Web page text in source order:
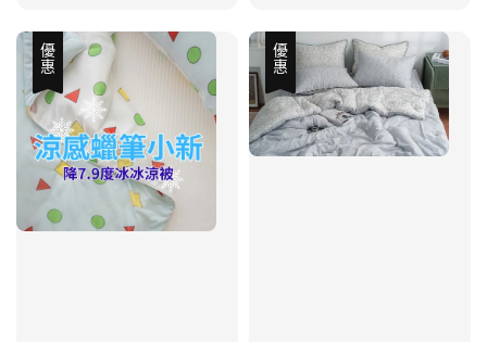
優惠 優惠